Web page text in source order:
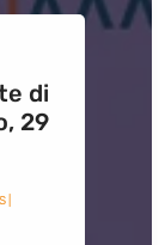
di
29
|